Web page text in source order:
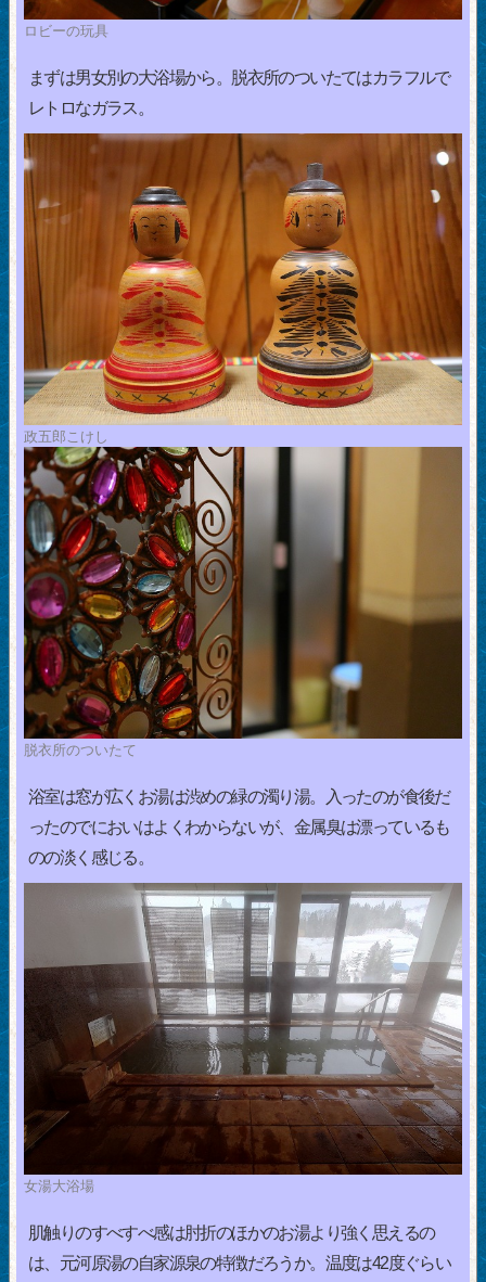
ロビーの玩具
まずは男女別の大浴場から。脱衣所のついたてはカラフルで
レトロなガラス。
政五郎こけし
脱衣所のついたて
浴室は窓が広くお湯は渋めの緑の濁り湯。入ったのが食後だ
ったのでにおいはよくわからないが、金属臭は漂っているも
のの淡く感じる。
女湯大浴場
肌触りのすべすべ感は肘折のほかのお湯より強く思えるの
は、元河原湯の自家源泉の特徴だろうか。温度は42度ぐらい